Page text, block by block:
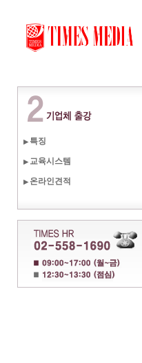
▶ 특징
▶ 교육시스템
▶ 온라인견적